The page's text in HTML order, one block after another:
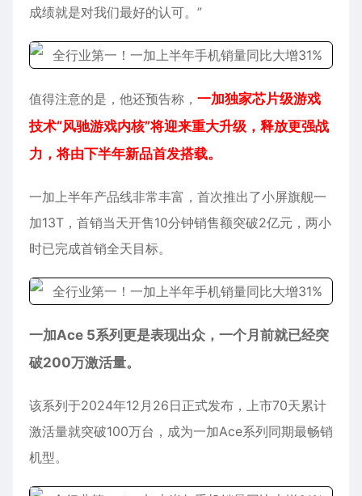
成绩就是对我们最好的认可。”
值得注意的是，他还预告称， 一加独家芯片级游戏
技术“风驰游戏内核”将迎来重大升级，释放更强战
力，将由下半年新品首发搭载。
一加上半年产品线非常丰富，首次推出了小屏旗舰一
加13T ，首销当天开售10分钟销售额突破2亿元，两小
时已完成首销全天目标。
一加Ace 5系列更是表现出众，一个月前就已经突
破200万激活量。
该系列于2024年12月26日正式发布，上市70天累计
激活量就突破100万台，成为一加Ace系列同期最畅销
机型。